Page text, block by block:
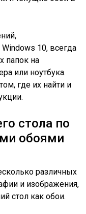
10, всегда
папок на
или ноутбука.
где их найти и
стола по
обоями
различных
и изображения,
стол как обои.